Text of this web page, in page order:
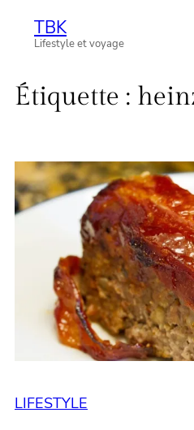
AllerTBK
Lifestyle et voyage
Étiquette :
LIFESTYLE